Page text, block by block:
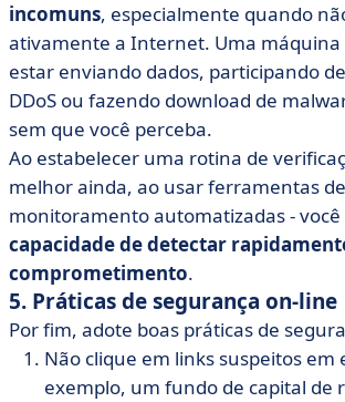
incomuns, especialmente quando
ativamente a Internet. Uma máquina
estar enviando dados, participando
DDoS ou fazendo download de
sem que você perceba.
Ao estabelecer uma rotina de
melhor ainda, ao usar ferramentas de
monitoramento automatizadas -
capacidade de detectar
comprometimento.
5. Práticas de segurança on-line
Por fim, adote boas práticas de
Não clique em links suspeitos em
exemplo, um fundo de capital de